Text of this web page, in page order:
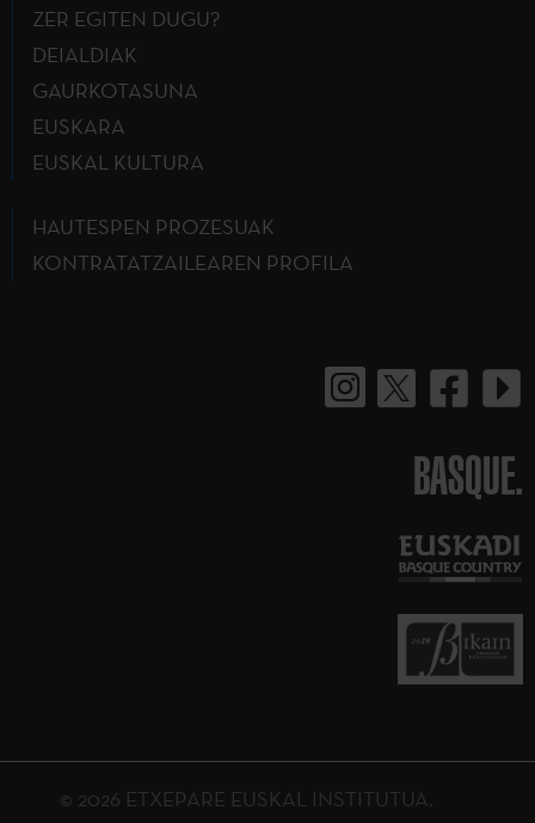
ZER EGITEN DUGU?
DEIALDIAK
GAURKOTASUNA
EUSKARA
EUSKAL KULTURA
HAUTESPEN PROZESUAK
KONTRATATZAILEAREN PROFILA
BASQUE.
© 2026 ETXEPARE EUSKAL INSTITUTUA.